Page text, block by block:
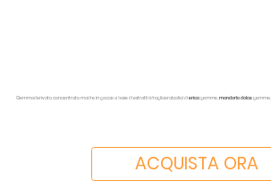
Gemmoderivato concentrato madre in gocce a base di estratti idrogliceralcolici diericagemme,mandorlo dolcegemme,
ACQUISTA ORA